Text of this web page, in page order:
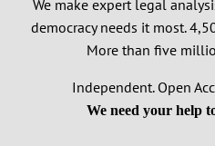
We make expert legal
democracy needs it most.
More than five
Independent. Open
We need your help